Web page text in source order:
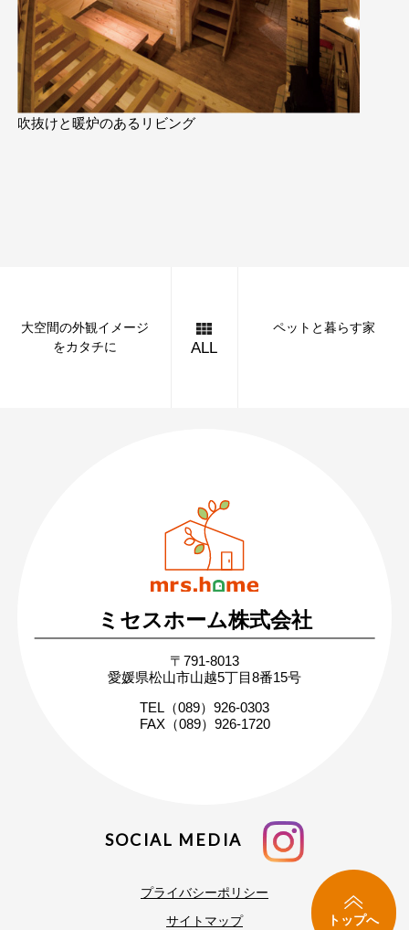
吹抜けと暖炉のあるリビング
大空間の外観イメージ
をカタチに
ALL
ペットと暮らす家
トップへ
営業時間：月〜土 8:30 〜 17:30
日・祝 9:30 〜 17:30
無料相談・お問い合わせ
まずはお気軽にご相談ください
家づくりの疑問や不安にお答えします
ミセスホーム株式会社
〒791-8013
愛媛県松山市山越5丁目8番15号
TEL（089）926-0303
FAX（089）926-1720
SOCIAL MEDIA
プライバシーポリシー
サイトマップ